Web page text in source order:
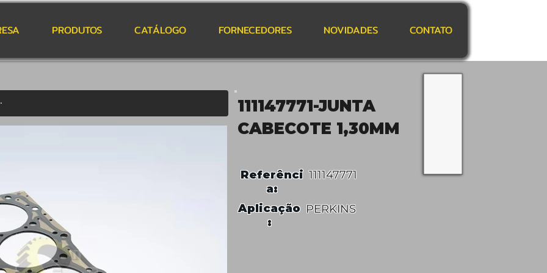
PRODUTOS CATÁLOGO FORNECEDORES NOVIDADES CONTATO
111147771-JUNTA
CABECOTE 1,30MM
Referênci
a:
111147771
Aplicação
:
PERKINS